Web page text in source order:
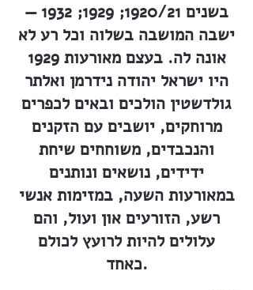
בשנים 1920/21; 1929; 1932 —
ישבה המושבה בשלוה וכל רע לא
אונה לה. בעצם מאורעות 1929
היו ישראל יהודה נידרמן ואלתר
גולדשטין הולכים ובאים לכפרים
מרוחקים, יושבים עם הזקנים
והנכבדים, משוחחים שיחת
ידידים, נושאים ונותנים
במאורעות השעה, במזימות אנשי
רשע, הזורעים און ועול, והם
עלולים להיות לרועץ לכולם
כאחד.